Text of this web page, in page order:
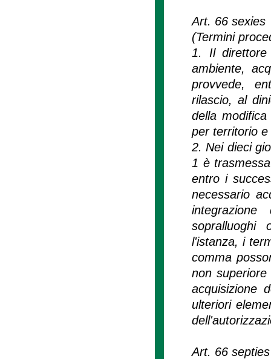
Art. 66 sexies
(Termini
1. Il direttore
ambiente,
provvede,
rilascio, al
della
per territorio e
2. Nei dieci
1 è
entro i
necessario
integrazione
sopralluoghi
l'istanza, i
comma
non
acquisizione
ulteriori
Art. 66 septies